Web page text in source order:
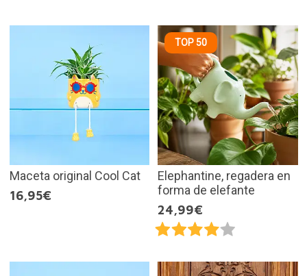
Maceta original Cool Cat
16,95€
TOP 50
Elephantine, regadera en
forma de elefante
24,99€